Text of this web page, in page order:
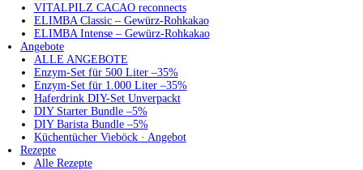
VITALPILZ CACAO reconnects
ELIMBA Classic – Gewürz-Rohkakao
ELIMBA Intense – Gewürz-Rohkakao
Angebote
ALLE ANGEBOTE
Enzym-Set für 500 Liter –35%
Enzym-Set für 1.000 Liter –35%
Haferdrink DIY-Set Unverpackt
DIY Starter Bundle –5%
DIY Barista Bundle –5%
Küchentücher Vieböck · Angebot
Rezepte
Alle Rezepte